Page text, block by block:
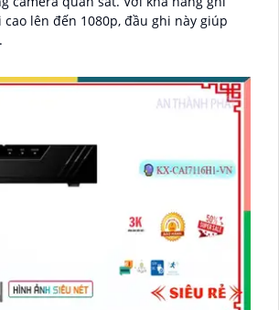
lên đến 1080p, đầu ghi này giúp